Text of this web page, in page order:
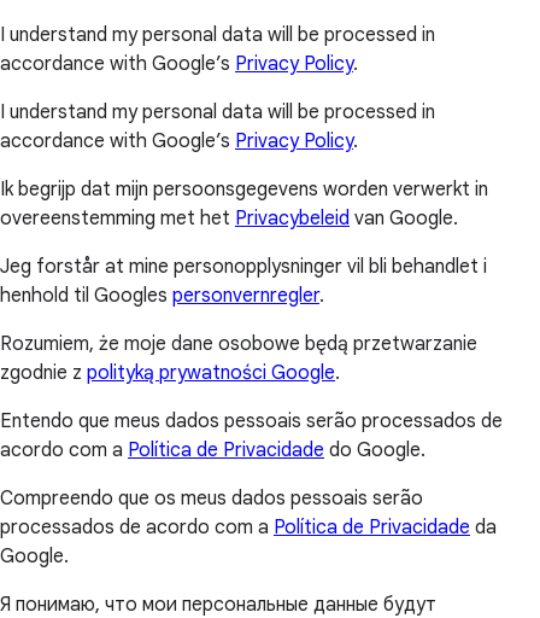
I understand my personal data will be processed in
accordance with Google’s Privacy Policy.
I understand my personal data will be processed in
accordance with Google’s Privacy Policy.
Ik begrijp dat mijn persoonsgegevens worden verwerkt in
overeenstemming met het Privacybeleid van Google.
Jeg forstår at mine personopplysninger vil bli behandlet i
henhold til Googles personvernregler.
Rozumiem, że moje dane osobowe będą przetwarzanie
zgodnie z polityką prywatności Google.
Entendo que meus dados pessoais serão processados de
acordo com a Política de Privacidade do Google.
Compreendo que os meus dados pessoais serão
processados de acordo com a Política de Privacidade da
Google.
Я понимаю, что мои персональные данные будут